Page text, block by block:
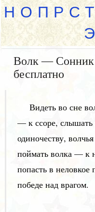
Н О П Р С Т
Э
Волк — Сонник
бесплатно
Видеть во сне
— к ссоре,
одиночеству,
поймать волка — к
попасть в
победе над врагом.